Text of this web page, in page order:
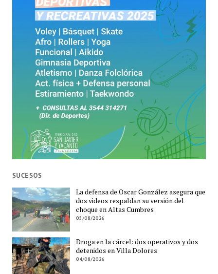
SUCESOS
La defensa de Oscar González asegura que
dos videos respaldan su versión del
choque en Altas Cumbres
05/08/2026
Droga en la cárcel: dos operativos y dos
detenidos en Villa Dolores
04/08/2026